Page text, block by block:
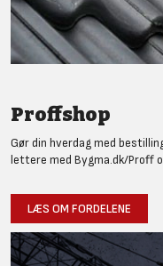
Proffshop
Gør din hverdag med
lettere med Bygma.dk/Proff
LÆS OM FORDELENE